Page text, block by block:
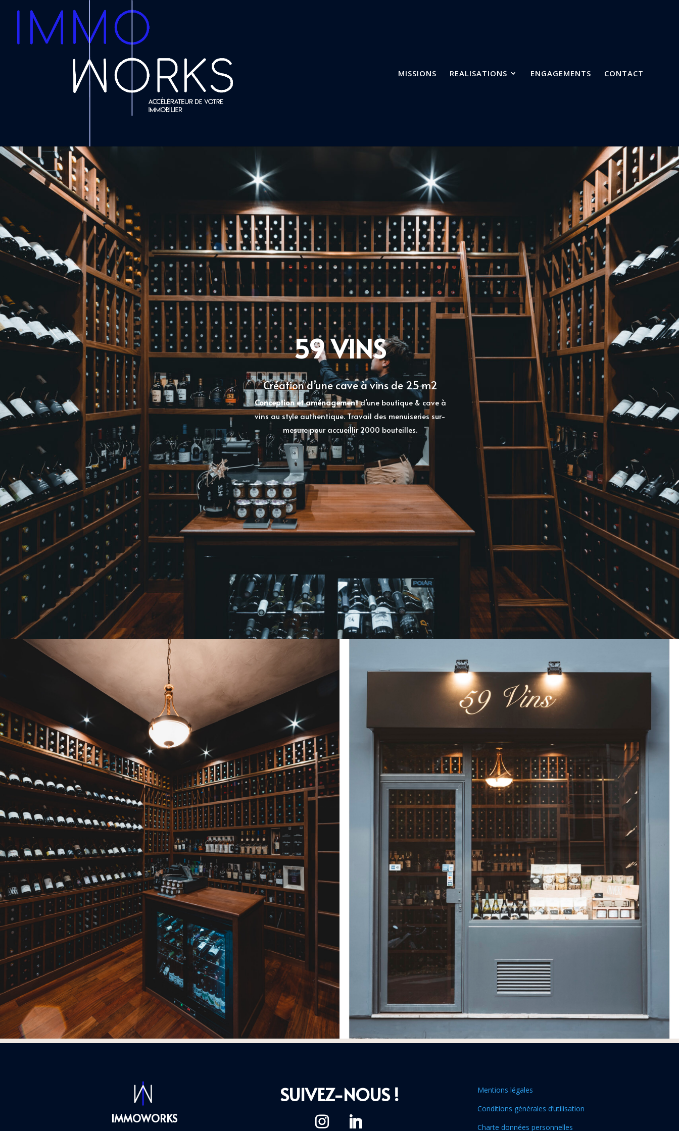
MISSIONS REALISATIONS ENGAGEMENTS CONTACT
59 VINS
Création d’une cave à vins de 25 m2
Conception et aménagementd’une boutique & cave à
vins au style authentique. Travail des menuiseries sur-
mesure pour accueillir 2000 bouteilles.
IMMOWORKS
SUIVEZ-NOUS !
Mentions légales
Conditions générales d’utilisation
Charte données personnelles